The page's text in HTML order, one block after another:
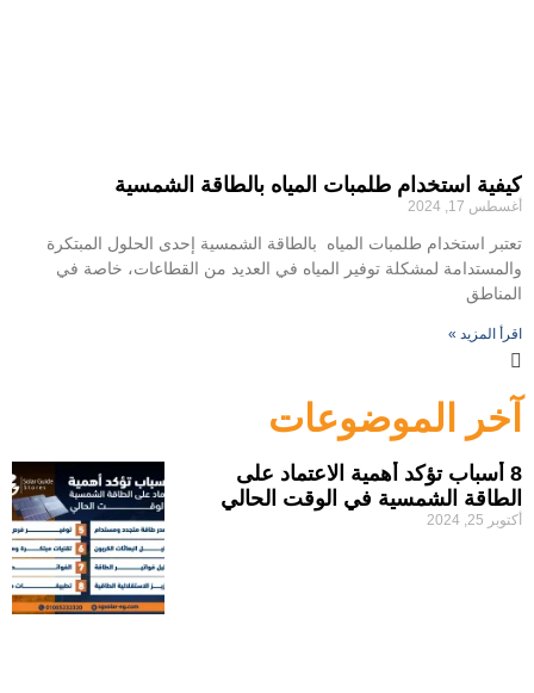
كيفية استخدام طلمبات المياه بالطاقة الشمسية
أغسطس 17, 2024
تعتبر استخدام طلمبات المياه بالطاقة الشمسية إحدى الحلول المبتكرة
والمستدامة لمشكلة توفير المياه في العديد من القطاعات، خاصة في
المناطق
اقرأ المزيد »
آخر الموضوعات
8 أسباب تؤكد أهمية الاعتماد على
الطاقة الشمسية في الوقت الحالي
أكتوبر 25, 2024